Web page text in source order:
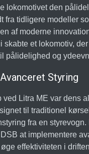
lokomotivet den
fra tidligere modeller
af moderne
skabte et lokomotiv,
pålidelighed og
Styring
ved Litra ME var dens
til traditionel
fra en styrevogn.
at implementere
effektiviteten i